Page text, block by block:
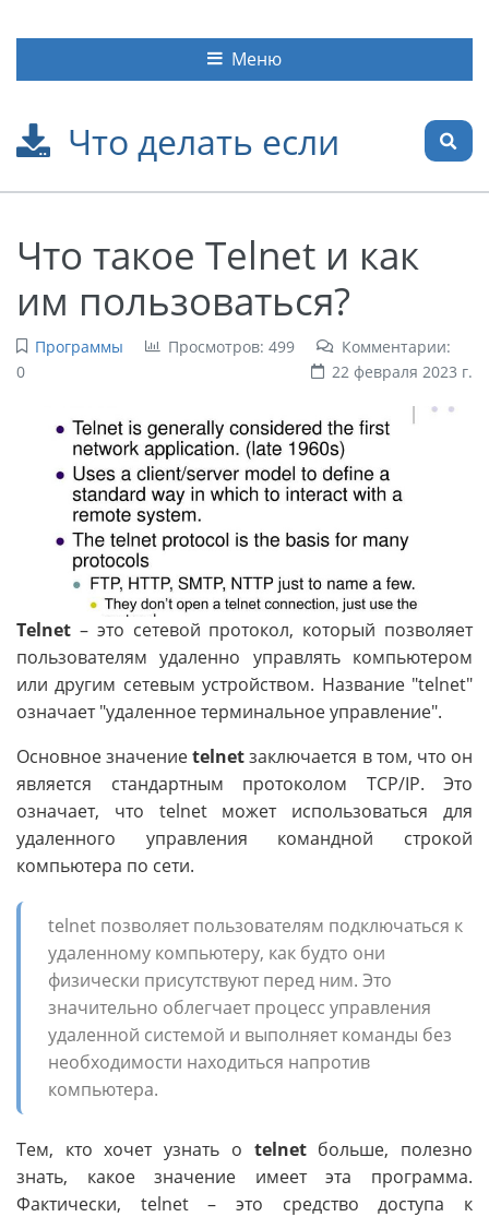
Что делать если
Меню
Что такое Telnet и как
им пользоваться?
Программы Просмотров: 499
Комментарии:
0
22 февраля 2023 г.
Telnet – это сетевой протокол, который позволяет
пользователям удаленно управлять компьютером
или другим сетевым устройством. Название "telnet"
означает "удаленное терминальное управление".
Основное значениеtelnetзаключается в том, что он
является стандартным протоколом TCP/IP. Это
означает, что telnet может использоваться для
удаленного управления командной строкой
компьютера по сети.
telnet позволяет пользователям подключаться к
удаленному компьютеру, как будто они
физически присутствуют перед ним. Это
значительно облегчает процесс управления
удаленной системой и выполняет команды без
необходимости находиться напротив
компьютера.
Тем, кто хочет узнать о telnetбольше, полезно
знать, какое значение имеет эта программа.
Фактически, telnet – это средство доступа к